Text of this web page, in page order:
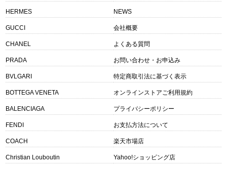
HERMES
GUCCI
CHANEL
PRADA
BVLGARI
BOTTEGA VENETA
BALENCIAGA
FENDI
COACH
Christian Louboutin
NEWS
会社概要
よくある質問
お問い合わせ・お申込み
特定商取引法に基づく表示
オンラインストアご利用規約
プライバシーポリシー
お支払方法について
楽天市場店
Yahoo!ショッピング店